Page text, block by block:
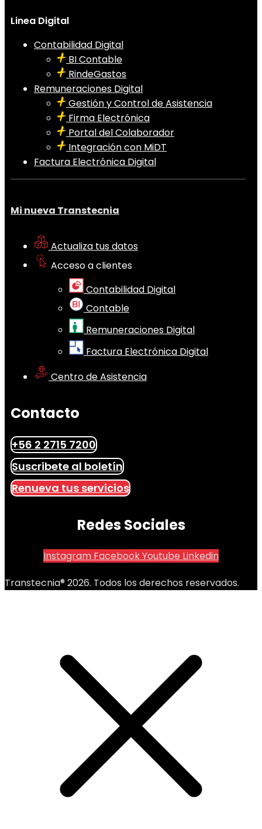
Linea Digital
Contabilidad Digital
BI Contable
RindeGastos
Remuneraciones Digital
Gestión y Control de Asistencia
Firma Electrónica
Portal del Colaborador
Integración con MiDT
Factura Electrónica Digital
Mi nueva Transtecnia
Actualiza tus datos
Acceso a clientes
Contabilidad Digital
Contable
Remuneraciones Digital
Factura Electrónica Digital
Centro de Asistencia
Contacto
+56 2 2715 7200
Suscribete al boletín
Renueva tus servicios
Redes Sociales
Instagram FacebookYoutube Linkedin
Transtecnia® 2026. Todos los derechos reservados.